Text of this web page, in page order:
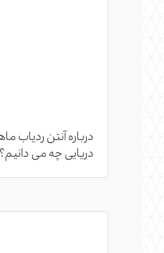
درباره آنتن ردیاب
دریایی چه می دانیم؟